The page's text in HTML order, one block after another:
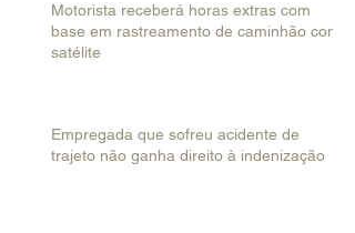
Motorista receberá horas extras com
base em rastreamento de caminhão com
satélite
Empregada que sofreu acidente de
trajeto não ganha direito à indenização